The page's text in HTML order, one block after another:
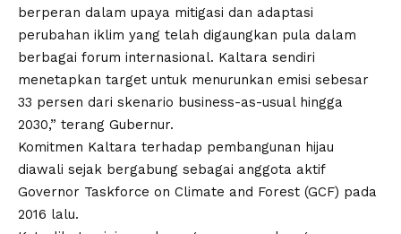
berperan dalam upaya mitigasi dan adaptasi
perubahan iklim yang telah digaungkan pula dalam
berbagai forum internasional. Kaltara sendiri
menetapkan target untuk menurunkan emisi sebesar
33 persen dari skenario business-as-usual hingga
2030,” terang Gubernur.
Komitmen Kaltara terhadap pembangunan hijau
diawali sejak bergabung sebagai anggota aktif
Governor Taskforce on Climate and Forest (GCF) pada
2016 lalu.